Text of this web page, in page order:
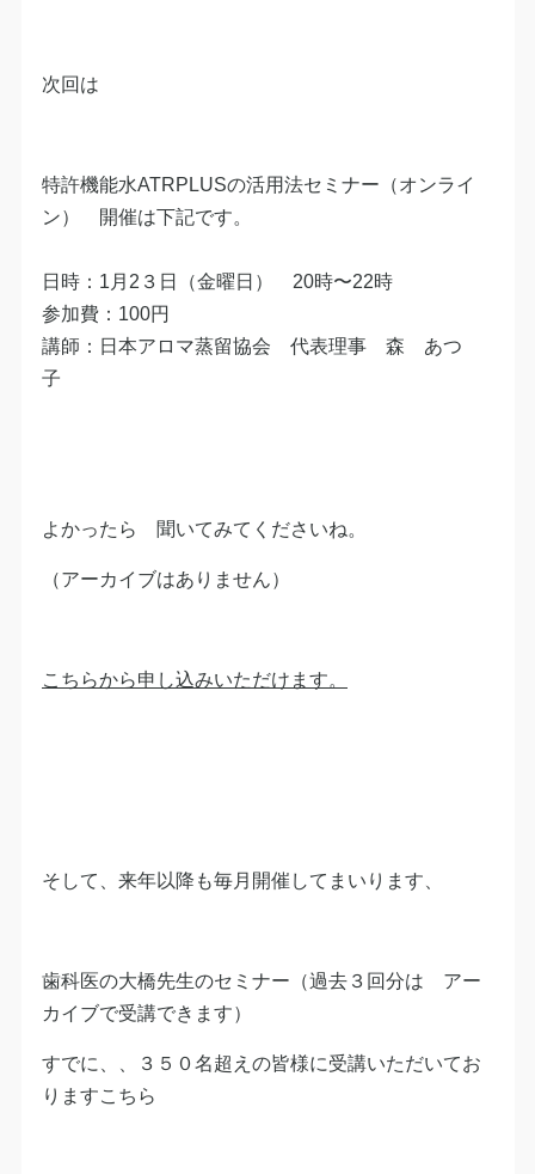
次回は
特許機能水ATRPLUSの活用法セミナー（オンライ
ン） 開催は下記です。
日時：1月2３日（金曜日） 20時〜22時
参加費：100円
講師：日本アロマ蒸留協会 代表理事 森 あつ
子
よかったら 聞いてみてくださいね。
（アーカイブはありません）
こちらから申し込みいただけます。
そして、来年以降も毎月開催してまいります、
歯科医の大橋先生のセミナー（過去３回分は アー
カイブで受講できます）
すでに、、３５０名超えの皆様に受講いただいてお
りますこちら